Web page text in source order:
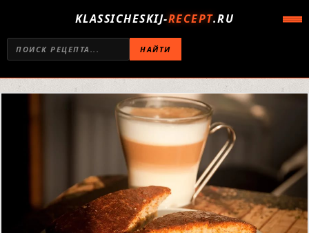
KLASSICHESKIJ-RECEPT.RU
НАЙТИ